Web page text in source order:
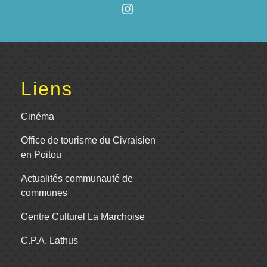
Liens
Cinéma
Office de tourisme du Civraisien
en Poitou
Actualités communauté de
communes
Centre Culturel La Marchoise
C.P.A. Lathus